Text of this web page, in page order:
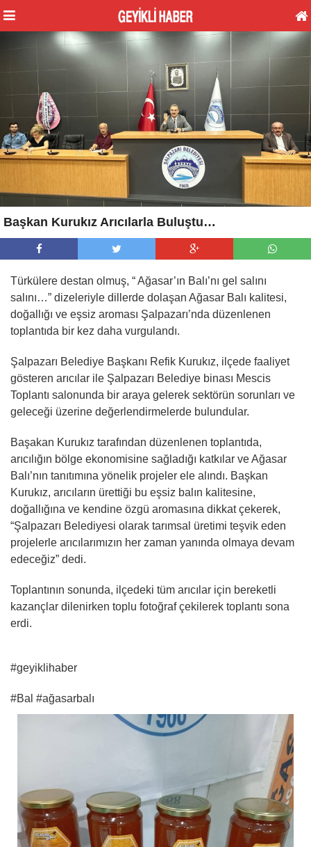
Başkan Kurukız Arıcılarla Buluştu…
Türkülere destan olmuş, “ Ağasar’ın Balı’nı gel salını
salını…” dizeleriyle dillerde dolaşan Ağasar Balı kalitesi,
doğallığı ve eşsiz aroması Şalpazarı’nda düzenlenen
toplantıda bir kez daha vurgulandı.
Şalpazarı Belediye Başkanı Refik Kurukız, ilçede faaliyet
gösteren arıcılar ile Şalpazarı Belediye binası Mescis
Toplantı salonunda bir araya gelerek sektörün sorunları ve
geleceği üzerine değerlendirmelerde bulundular.
Başakan Kurukız tarafından düzenlenen toplantıda,
arıcılığın bölge ekonomisine sağladığı katkılar ve Ağasar
Balı’nın tanıtımına yönelik projeler ele alındı. Başkan
Kurukız, arıcıların ürettiği bu eşsiz balın kalitesine,
doğallığına ve kendine özgü aromasına dikkat çekerek,
“Şalpazarı Belediyesi olarak tarımsal üretimi teşvik eden
projelerle arıcılarımızın her zaman yanında olmaya devam
edeceğiz” dedi.
Toplantının sonunda, ilçedeki tüm arıcılar için bereketli
kazançlar dilenirken toplu fotoğraf çekilerek toplantı sona
erdi.
#geyiklihaber
#Bal #ağasarbalı